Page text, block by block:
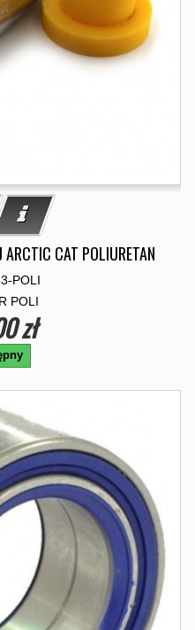
ARCTIC CAT POLIURETAN
POLI
POLI
zł